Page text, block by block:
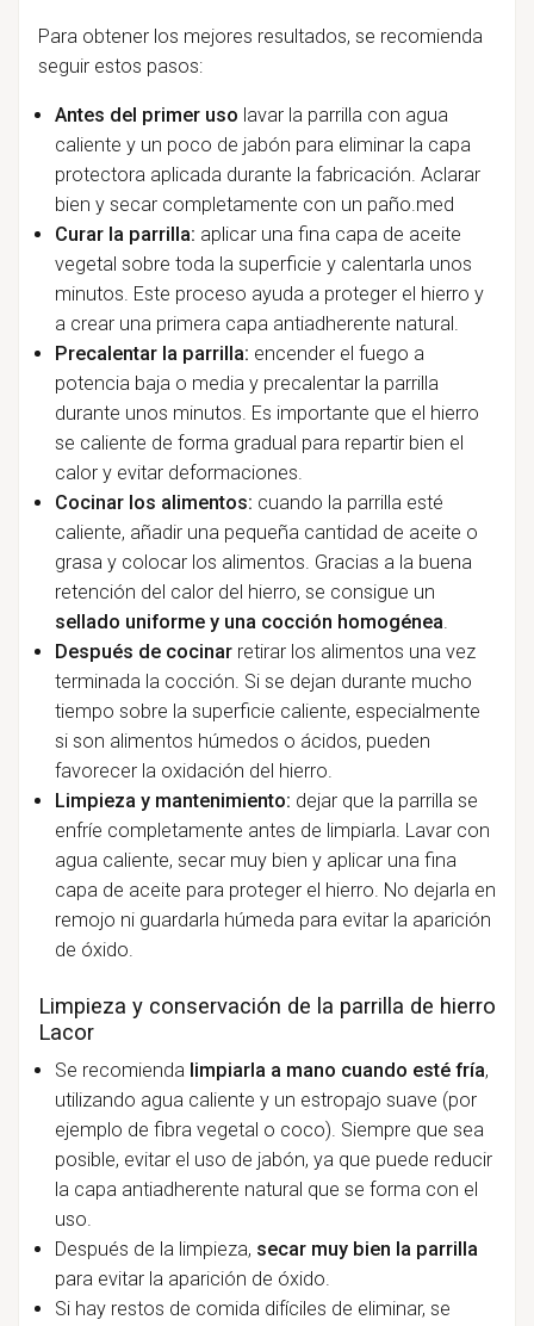
Para obtener los mejores resultados, se recomienda
seguir estos pasos:
Antes del primer uso lavar la parrilla con agua
caliente y un poco de jabón para eliminar la capa
protectora aplicada durante la fabricación. Aclarar
bien y secar completamente con un paño.med
Curar la parrilla: aplicar una fina capa de aceite
vegetal sobre toda la superficie y calentarla unos
minutos. Este proceso ayuda a proteger el hierro y
a crear una primera capa antiadherente natural.
Precalentar la parrilla: encender el fuego a
potencia baja o media y precalentar la parrilla
durante unos minutos. Es importante que el hierro
se caliente de forma gradual para repartir bien el
calor y evitar deformaciones.
Cocinar los alimentos: cuando la parrilla esté
caliente, añadir una pequeña cantidad de aceite o
grasa y colocar los alimentos. Gracias a la buena
retención del calor del hierro, se consigue un
sellado uniforme y una cocción homogénea.
Después de cocinar retirar los alimentos una vez
terminada la cocción. Si se dejan durante mucho
tiempo sobre la superficie caliente, especialmente
si son alimentos húmedos o ácidos, pueden
favorecer la oxidación del hierro.
Limpieza y mantenimiento: dejar que la parrilla se
enfríe completamente antes de limpiarla. Lavar con
agua caliente, secar muy bien y aplicar una fina
capa de aceite para proteger el hierro. No dejarla en
remojo ni guardarla húmeda para evitar la aparición
de óxido.
Limpieza y conservación de la parrilla de hierro
Lacor
Se recomienda limpiarla a mano cuando esté fría,
utilizando agua caliente y un estropajo suave (por
ejemplo de fibra vegetal o coco). Siempre que sea
posible, evitar el uso de jabón, ya que puede reducir
la capa antiadherente natural que se forma con el
uso.
Después de la limpieza, secar muy bien la parrilla
para evitar la aparición de óxido.
Si hay restos de comida difíciles de eliminar, se